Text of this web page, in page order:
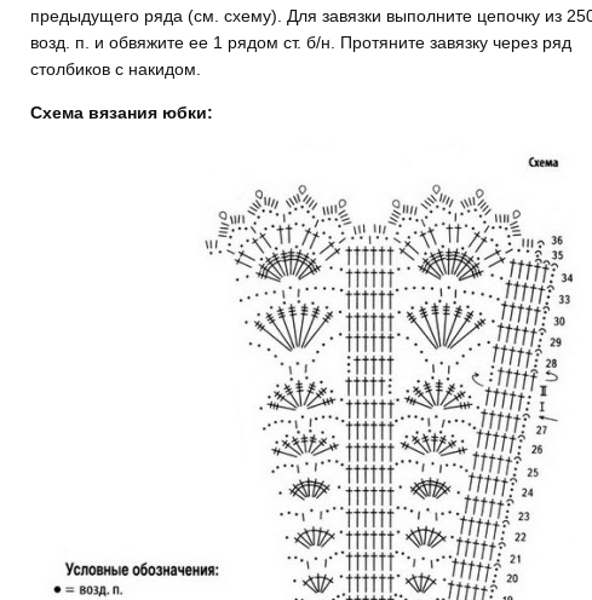
предыдущего ряда (см. схему). Для завязки выполните цепочку из
возд. п. и обвяжите ее 1 рядом ст. б/н. Протяните завязку через ряд
столбиков с накидом.
Схема вязания юбки: